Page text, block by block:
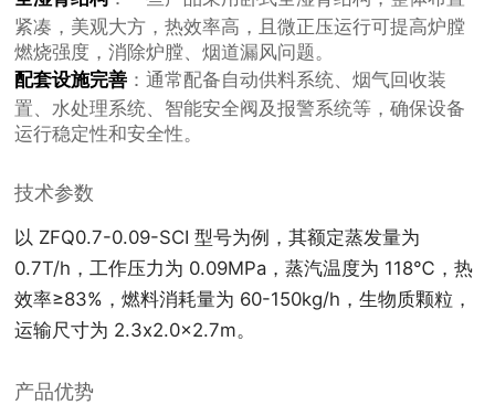
紧凑，美观大方，热效率高，且微正压运行可提高炉膛
燃烧强度，消除炉膛、烟道漏风问题。
配套设施完善 ：通常配备自动供料系统、烟气回收装
置、水处理系统、智能安全阀及报警系统等，确保设备
运行稳定性和安全性。
技术参数
以 ZFQ0.7-0.09-SCI 型号为例，其额定蒸发量为
0.7T/h，工作压力为 0.09MPa，蒸汽温度为 118℃，热
效率≥83%，燃料消耗量为 60-150kg/h，生物质颗粒，
运输尺寸为 2.3x2.0x2.7m。
产品优势